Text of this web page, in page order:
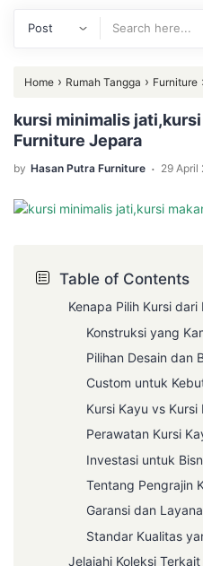
Home › Rumah Tangga › Furniture
makan,kursi jati Furniture Jepara
kursi minimalis
Furniture Jepara
by Hasan Putra Furniture . 29 April
Table of Contents
Kenapa Pilih Kursi
Konstruksi yang
Pilihan Desain dan
Custom untuk
Kursi Kayu vs
Perawatan Kursi
Investasi untuk
Tentang Pengrajin
Garansi dan
Standar Kualitas
Jelajahi Koleksi Terkait